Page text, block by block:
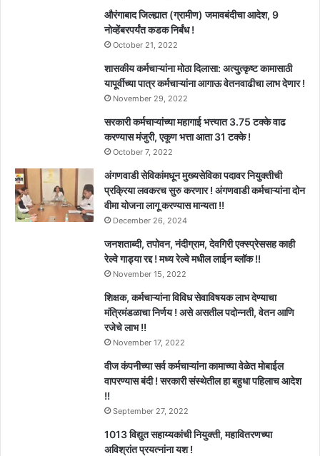
औरंगाबाद जिल्ह्यात (ग्रामीण) जमावबंदीचा आदेश, 9
नोव्हेंबरपर्यंत कडक निर्बंध !
October 21, 2022
शासकीय कर्मचाऱ्यांना मोठा दिलासा: अत्युत्कृष्ट कामासाठी
यापूर्वीच्या पात्र कर्मचाऱ्यांना आगाऊ वेतनवाढीचा लाभ देणार !
November 29, 2022
सरकारी कर्मचाऱ्यांच्या महागाई भत्त्यात 3.75 टक्के वाढ
करण्यास मंजुरी, एकूण भत्ता आता 31 टक्के !
October 7, 2022
अंगणवाडी सेविकांमधून मुख्यसेविका पदावर नियुक्तीची
प्रक्रिया लवकरच सुरु करणार ! अंगणवाडी कर्मचाऱ्यांना दोन
वीमा योजना लागू करण्यास मान्यता !!
December 26, 2024
जनशताब्दी, तपोवन, नंदीग्राम, देवगिरी एक्स्प्रेससह काही
रेल्वे गाड्या रद्द ! मध्य रेल्वे मधील लाईन ब्लॉक !!
November 15, 2022
शिक्षक, कर्मचाऱ्यांना विविध सेवाविषयक लाभ देण्याचा
मंत्रिमंडळाचा निर्णय ! असे असतील पदोन्नती, वेतन आणि
रजेचे लाभ !!
November 17, 2022
वीज कंपनीच्या सर्व कर्मचाऱ्यांना कामाच्या वेळेत मोबाईल
वापरण्यास बंदी ! सरकारी संस्थेतील हा बहुधा पहिलाच आदेश
!!
September 27, 2022
1013 विद्युत सहाय्यकांची नियुक्ती, महावितरणच्या
अविश्रांत प्रयत्नांना यश !